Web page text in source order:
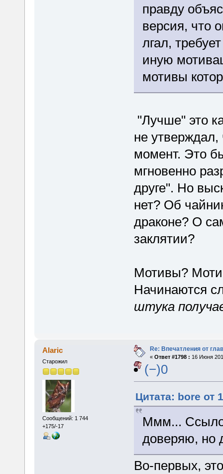
правду
версия, что
лгал,
иную
мотивы
"Лучше" это
не утверждал,
момент. Это
мгновенно
друге". Но
нет? Об
драконе? О
заклятии?
Мотивы?
Начинаются
штука
Alaric
Старожил
Сообщений: 1 744
+175/-17
Re: Впечатления от
« Ответ #1798 : 16 Июня
(−)0
Цитата: bore от
Ммм...
доверяю, но
Во-первых,